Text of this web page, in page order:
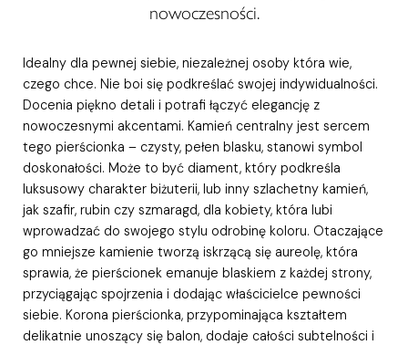
nowoczesności.
Idealny dla pewnej siebie, niezależnej osoby która wie,
czego chce. Nie boi się podkreślać swojej indywidualności.
Docenia piękno detali i potrafi łączyć elegancję z
nowoczesnymi akcentami. Kamień centralny jest sercem
tego pierścionka – czysty, pełen blasku, stanowi symbol
doskonałości. Może to być diament, który podkreśla
luksusowy charakter biżuterii, lub inny szlachetny kamień,
jak szafir, rubin czy szmaragd, dla kobiety, która lubi
wprowadzać do swojego stylu odrobinę koloru. Otaczające
go mniejsze kamienie tworzą iskrzącą się aureolę, która
sprawia, że pierścionek emanuje blaskiem z każdej strony,
przyciągając spojrzenia i dodając właścicielce pewności
siebie. Korona pierścionka, przypominająca kształtem
delikatnie unoszący się balon, dodaje całości subtelności i